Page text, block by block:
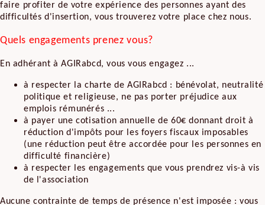
faire profiter de votre expérience des personnes ayant des
difficultés d'insertion, vous trouverez votre place chez nous.
Quels engagements prenez vous?
En adhérant à AGIRabcd, vous vous engagez ...
à respecter la charte de AGIRabcd : bénévolat, neutralité
politique et religieuse, ne pas porter préjudice aux
emplois rémunérés ...
à payer une cotisation annuelle de 60€ donnant droit à
réduction d'impôts pour les foyers fiscaux imposables
(une réduction peut être accordée pour les personnes en
difficulté financière)
à respecter les engagements que vous prendrez vis-à vis
de l'association
Aucune contrainte de temps de présence n'est imposée : vous